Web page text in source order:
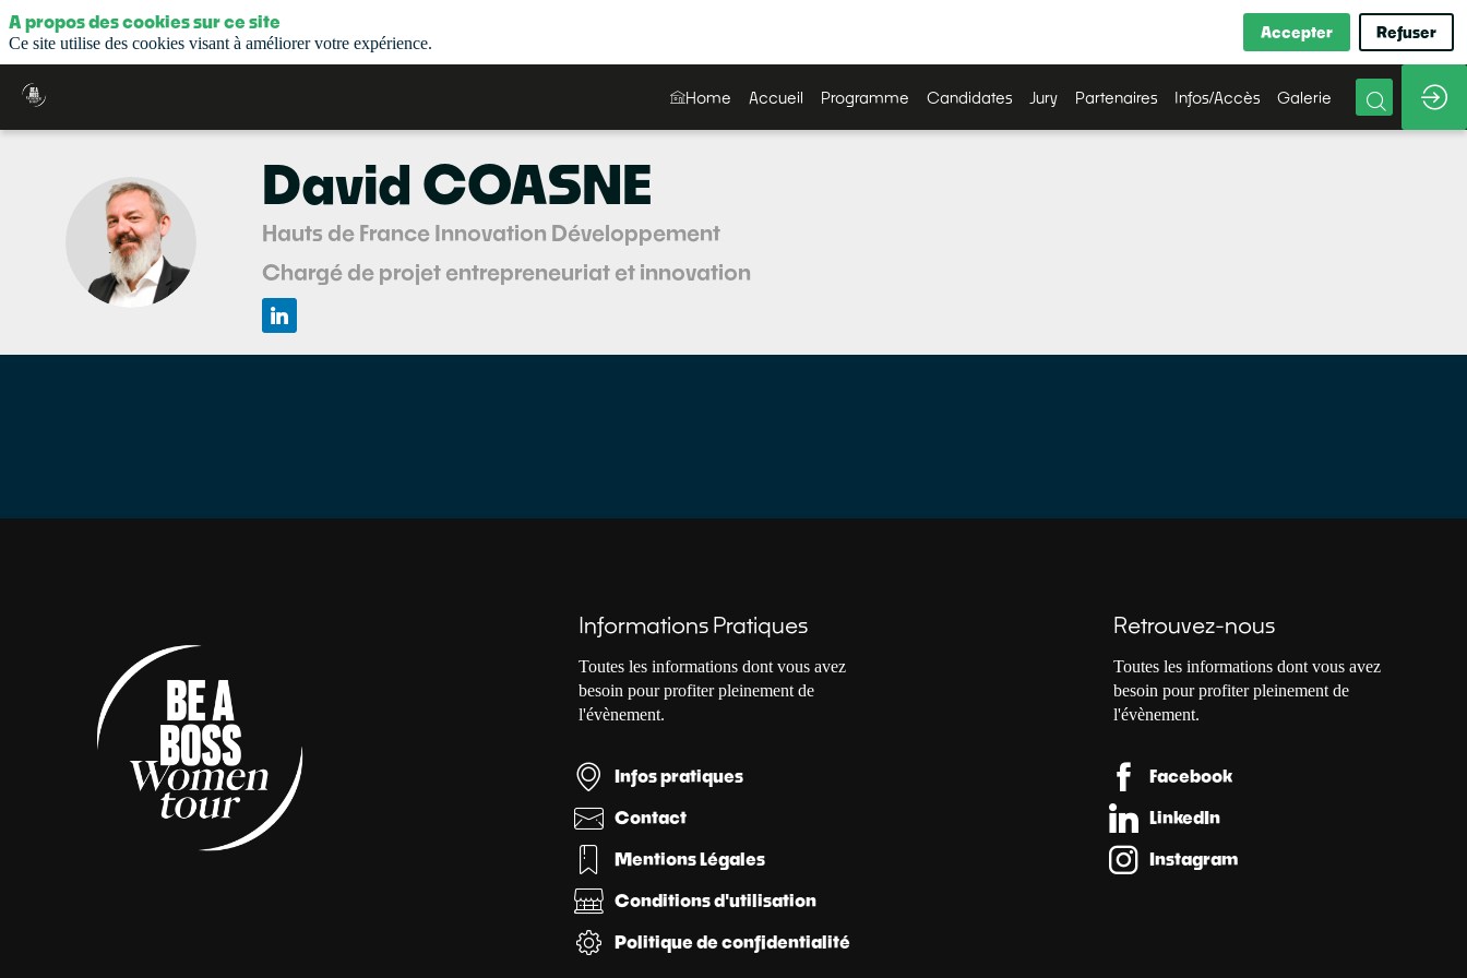
Home Accueil Programme Candidates Jury Partenaires Infos/Accès Galerie
DC
David COASNE
Hauts de France Innovation Développement
Chargé de projet entrepreneuriat et innovation
Informations Pratiques
Toutes les informations dont vous avez
besoin pour profiter pleinement de
l'évènement.
Infos pratiques
Contact
Mentions Légales
Conditions d'utilisation
Politique de confidentialité
Retrouvez-nous
Toutes les informations dont vous avez
besoin pour profiter pleinement de
l'évènement.
Facebook
LinkedIn
Instagram
A propos des cookies sur ce site
Ce site utilise des cookies visant à améliorer votre expérience.
Accepter Refuser